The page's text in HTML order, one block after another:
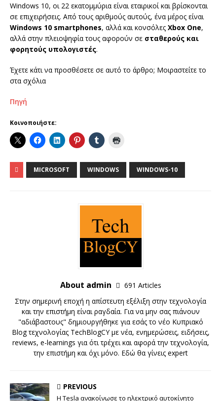
Windows 10, οι 22 εκατομμύρια είναι εταιρικοί και βρίσκονται
σε επιχειρήσεις. Από τους αριθμούς αυτούς, ένα μέρος είναι
Windows 10 smartphones, αλλά και κονσόλες Xbox One,
αλλά στην πλειοψηφία τους αφορούν σε σταθερούς και
φορητούς υπολογιστές.
Έχετε κάτι να προσθέσετε σε αυτό το άρθρο; Μοιραστείτε το
στα σχόλια
Πηγή
Κοινοποιήστε:
MICROSOFT WINDOWS WINDOWS-10
About admin
691 Articles
Στην σημερινή εποχή η απίστευτη εξέλιξη στην τεχνολογία
και την επιστήμη είναι ραγδαία. Για να μην σας πιάνουν
"αδιάβαστους" δημιουργήθηκε για εσάς το νέο Κυπριακό
Blog τεχνολογίας TechBlogCY με νέα, ενημερώσεις, ειδήσεις,
reviews, e-learnings για ότι τρέχει και αφορά την τεχνολογία,
την επιστήμη και όχι μόνο. Εδώ θα γίνεις expert
PREVIOUS
Η Tesla ανακοίνωσε το ηλεκτρικό αυτοκίνητο